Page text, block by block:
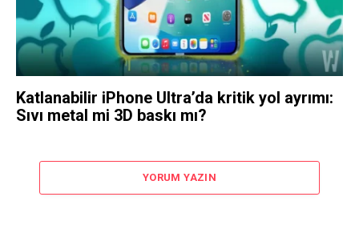
Katlanabilir iPhone Ultra’da kritik yol ayrımı:
Sıvı metal mi 3D baskı mı?
YORUM YAZIN